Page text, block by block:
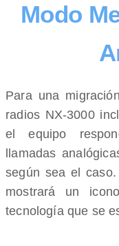
Modo
Para una
radios NX-3000
el equipo
llamadas
según sea el
mostrará un
tecnología que se